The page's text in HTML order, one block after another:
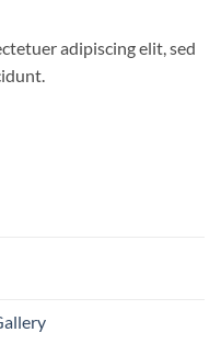
adipiscing elit, sed